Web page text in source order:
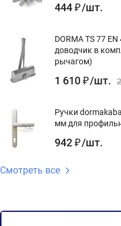
444 ₽ /шт.
DORMA TS 77
доводчик в
рычагом)
1 610 ₽ /шт.
Ручки
мм для
942 ₽ /шт.
Смотреть все